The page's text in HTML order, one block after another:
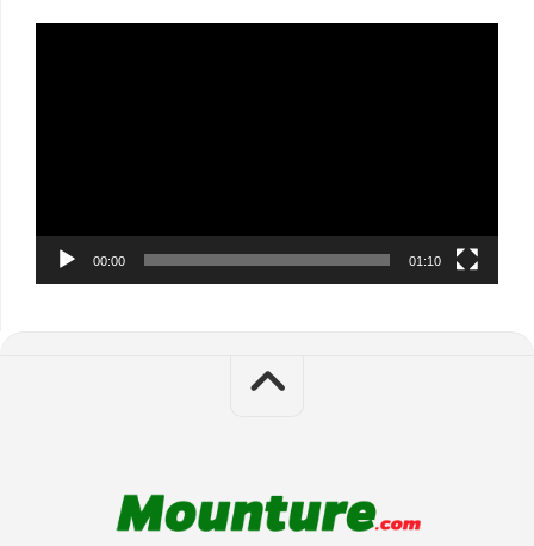
00:00 01:10